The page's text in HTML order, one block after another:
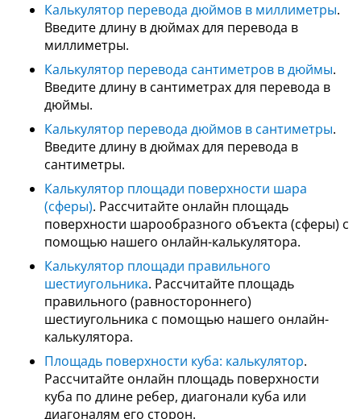
Калькулятор перевода дюймов в миллиметры.
Введите длину в дюймах для перевода в
миллиметры.
Калькулятор перевода сантиметров в дюймы.
Введите длину в сантиметрах для перевода в
дюймы.
Калькулятор перевода дюймов в сантиметры.
Введите длину в дюймах для перевода в
сантиметры.
Калькулятор площади поверхности шара
(сферы). Рассчитайте онлайн площадь
поверхности шарообразного объекта (сферы) с
помощью нашего онлайн-калькулятора.
Калькулятор площади правильного
шестиугольника. Рассчитайте площадь
правильного (равностороннего)
шестиугольника с помощью нашего онлайн-
калькулятора.
Площадь поверхности куба: калькулятор.
Рассчитайте онлайн площадь поверхности
куба по длине ребер, диагонали куба или
диагоналям его сторон.